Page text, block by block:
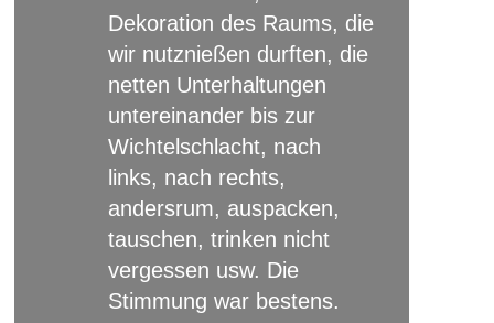
Dekoration des Raums, die
wir nutznießen durften, die
netten Unterhaltungen
untereinander bis zur
Wichtelschlacht, nach
links, nach rechts,
andersrum, auspacken,
tauschen, trinken nicht
vergessen usw. Die
Stimmung war bestens.